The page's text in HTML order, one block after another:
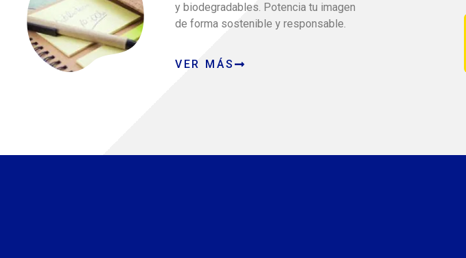
y biodegradables. Potencia tu imagen
de forma sostenible y responsable.
VER MÁS